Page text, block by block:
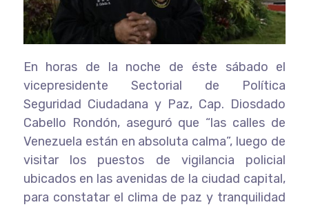
En horas de la noche de éste sábado el
vicepresidente Sectorial de Política
Seguridad Ciudadana y Paz, Cap. Diosdado
Cabello Rondón, aseguró que “las calles de
Venezuela están en absoluta calma”, luego de
visitar los puestos de vigilancia policial
ubicados en las avenidas de la ciudad capital,
para constatar el clima de paz y tranquilidad